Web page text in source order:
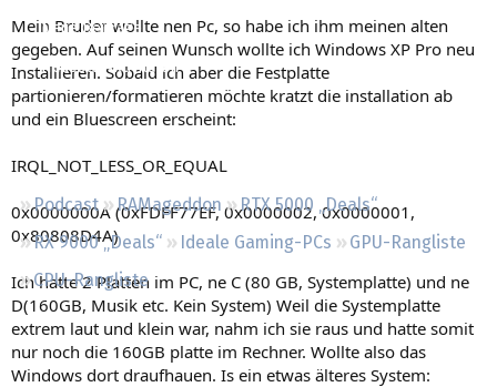
Neue Beiträge
Neueste Aktivitäten
Leserartikel
Podcast RAMageddon
RTX 5000 „Deals“
RX 9000 „Deals“
Ideale Gaming-PCs
GPU-Rangliste
CPU-Rangliste
Mein Bruder wollte nen Pc, so habe ich ihm meinen alten
gegeben. Auf seinen Wunsch wollte ich Windows XP Pro neu
Installieren. Sobald ich aber die Festplatte
partionieren/formatieren möchte kratzt die installation ab
und ein Bluescreen erscheint:
IRQL_NOT_LESS_OR_EQUAL
0x0000000A (0xFDFF77EF, 0x0000002, 0x0000001,
0x80808D4A)
Ich hatte 2 Platten im PC, ne C (80 GB, Systemplatte) und ne
D(160GB, Musik etc. Kein System) Weil die Systemplatte
extrem laut und klein war, nahm ich sie raus und hatte somit
nur noch die 160GB platte im Rechner. Wollte also das
Windows dort draufhauen. Is ein etwas älteres System: